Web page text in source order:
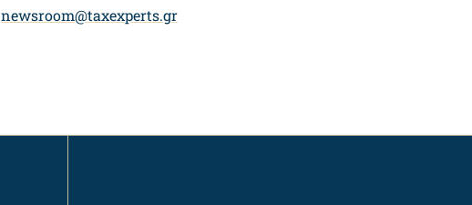
newsroom@taxexperts.gr